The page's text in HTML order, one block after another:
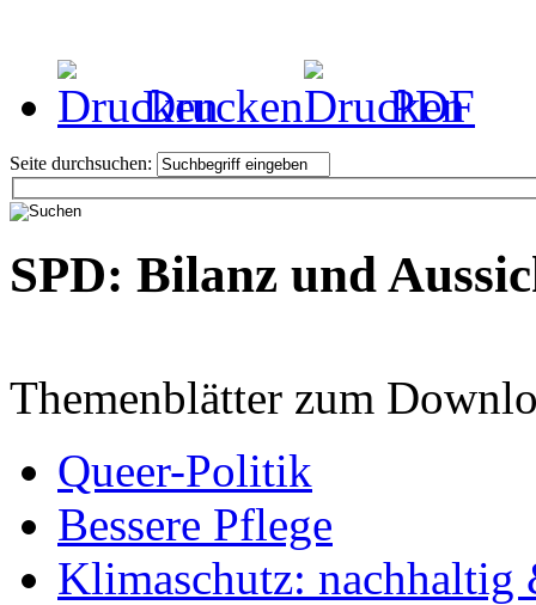
Drucken PDF
Seite durchsuchen:
SPD: Bilanz und
Themenblätter zum
Queer-Politik
Bessere Pflege
Klimaschutz: nachhaltig